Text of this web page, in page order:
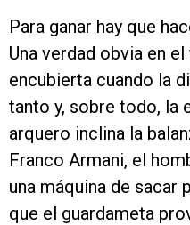
Para ganar hay que
Una verdad obvia en
encubierta cuando la
tanto y, sobre todo, la
arquero inclina la
Franco Armani, el
una máquina de sacar
que el guardameta